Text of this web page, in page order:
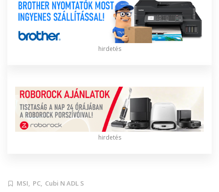
hirdetés
hirdetés
MSI, PC, Cubi N ADL S